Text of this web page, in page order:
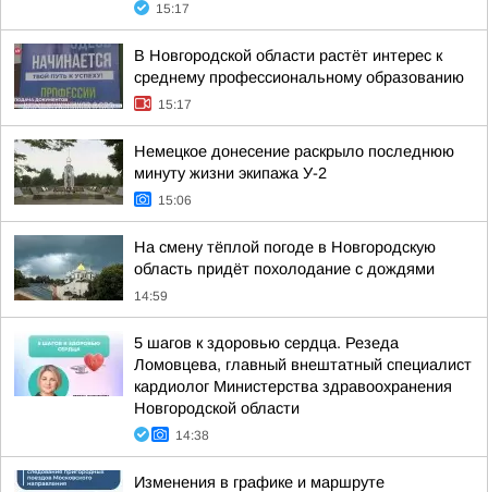
15:17
В Новгородской области растёт интерес к
среднему профессиональному образованию
15:17
Немецкое донесение раскрыло последнюю
минуту жизни экипажа У-2
15:06
На смену тёплой погоде в Новгородскую
область придёт похолодание с дождями
14:59
5 шагов к здоровью сердца. Резеда
Ломовцева, главный внештатный специалист
кардиолог Министерства здравоохранения
Новгородской области
14:38
Изменения в графике и маршруте